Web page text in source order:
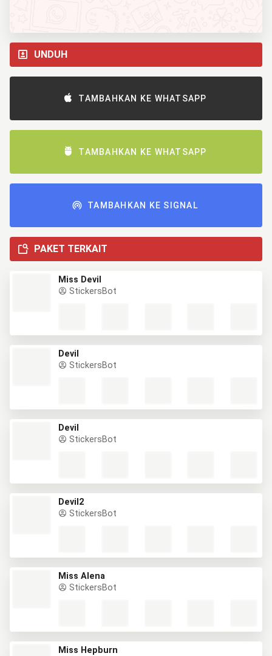
UNDUH
TAMBAHKAN KE WHATSAPP
TAMBAHKAN KE WHATSAPP
TAMBAHKAN KE SIGNAL
PAKET TERKAIT
Miss Devil
StickersBot
Devil
StickersBot
Devil
StickersBot
Devil2
StickersBot
Miss Alena
StickersBot
Miss Hepburn